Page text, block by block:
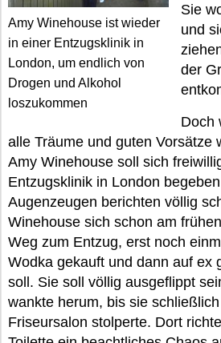
Amy Winehouse ist wieder
in einer Entzugsklinik in
London, um endlich von
Drogen und Alkohol
loszukommen
Sie
und
der
Doch
alle Träume und guten Vorsätze
Amy Winehouse soll sich
Entzugsklinik in London
Augenzeugen berichten völlig
Winehouse sich schon am
Weg zum Entzug, erst noch
Wodka gekauft und dann auf ex
soll. Sie soll völlig ausgeflippt
wankte herum, bis sie
Friseursalon stolperte. Dort